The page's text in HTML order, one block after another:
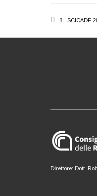
SCICADE
Direttore: Dott.